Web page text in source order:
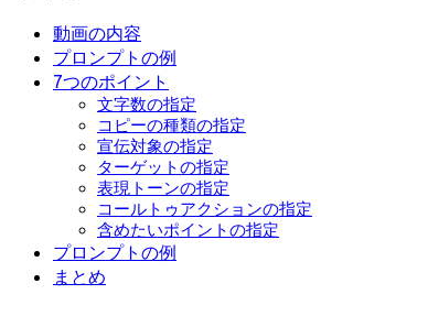
動画の内容
プロンプトの例
7つのポイント
文字数の指定
コピーの種類の指定
宣伝対象の指定
ターゲットの指定
表現トーンの指定
コールトゥアクションの指定
含めたいポイントの指定
プロンプトの例
まとめ